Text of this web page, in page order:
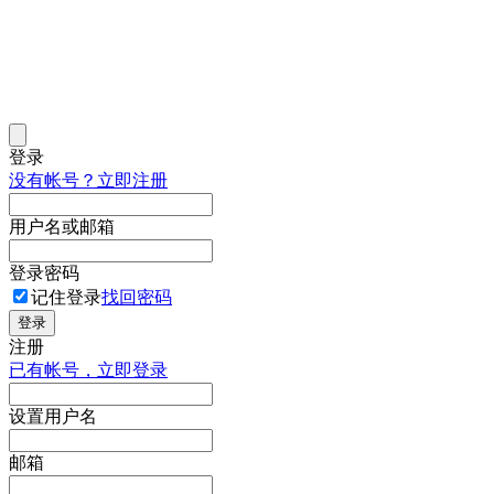
登录
没有帐号？立即注册
用户名或邮箱
登录密码
记住登录找回密码
登录
注册
已有帐号，立即登录
设置用户名
邮箱